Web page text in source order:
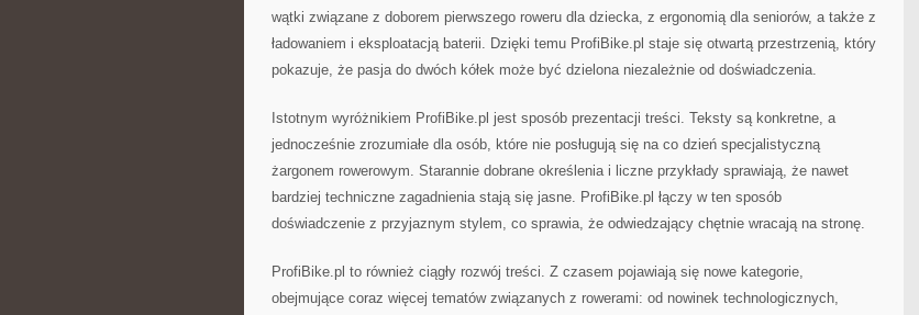
wątki związane z doborem pierwszego roweru dla dziecka, z ergonomią dla seniorów, a także z
ładowaniem i eksploatacją baterii. Dzięki temu ProfiBike.pl staje się otwartą przestrzenią, który
pokazuje, że pasja do dwóch kółek może być dzielona niezależnie od doświadczenia.
Istotnym wyróżnikiem ProfiBike.pl jest sposób prezentacji treści. Teksty są konkretne, a
jednocześnie zrozumiałe dla osób, które nie posługują się na co dzień specjalistyczną
żargonem rowerowym. Starannie dobrane określenia i liczne przykłady sprawiają, że nawet
bardziej techniczne zagadnienia stają się jasne. ProfiBike.pl łączy w ten sposób
doświadczenie z przyjaznym stylem, co sprawia, że odwiedzający chętnie wracają na stronę.
ProfiBike.pl to również ciągły rozwój treści. Z czasem pojawiają się nowe kategorie,
obejmujące coraz więcej tematów związanych z rowerami: od nowinek technologicznych,